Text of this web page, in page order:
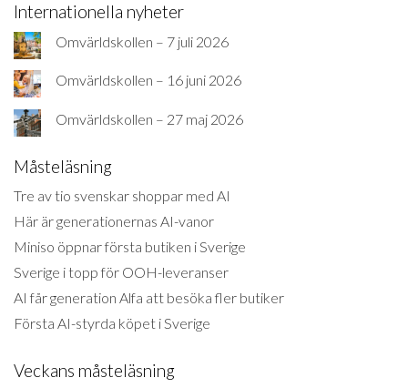
Internationella nyheter
Omvärldskollen – 7 juli 2026
Omvärldskollen – 16 juni 2026
Omvärldskollen – 27 maj 2026
Måsteläsning
Tre av tio svenskar shoppar med AI
Här är generationernas AI-vanor
Miniso öppnar första butiken i Sverige
Sverige i topp för OOH-leveranser
AI får generation Alfa att besöka fler butiker
Första AI-styrda köpet i Sverige
Veckans måsteläsning